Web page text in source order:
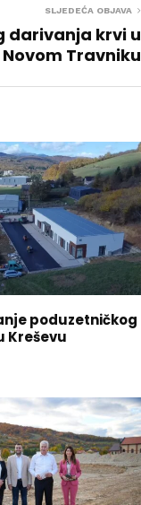
SLJEDEĆA OBJAVA
darivanja krvi u
Novom Travniku
poduzetničkog
Kreševu